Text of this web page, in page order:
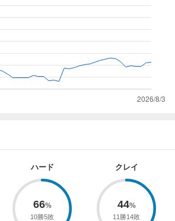
ハード
66
10勝5敗
クレイ
44
11勝14敗